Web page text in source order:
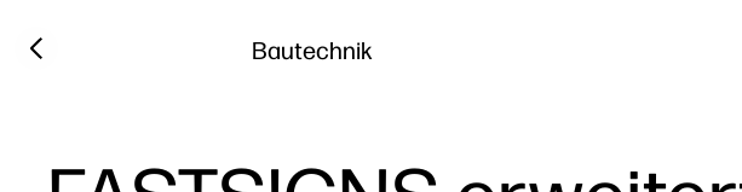
Bautechnik
Previous slide